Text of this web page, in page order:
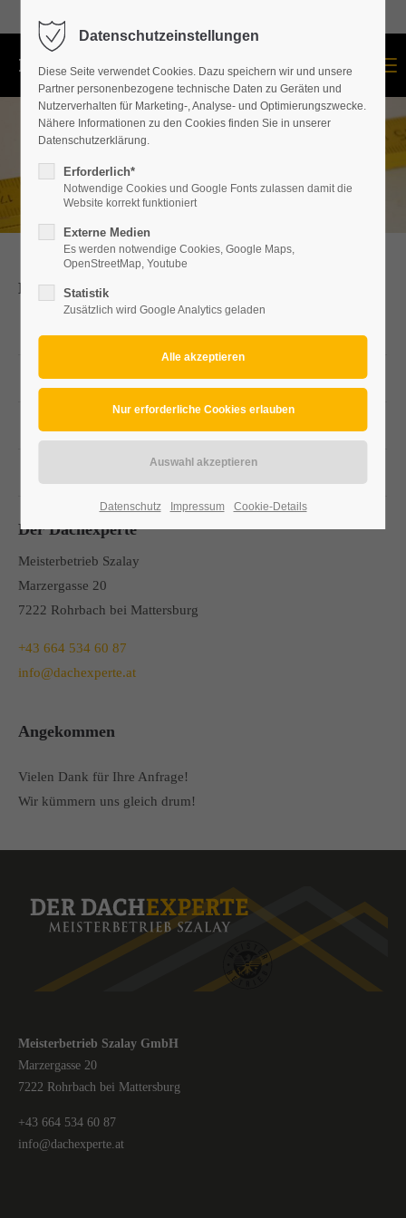
Bürozeiten
Di, Mi 08.00 – 16.30
Der Dachexperte
Meisterbetrieb Szalay
Marzergasse 20
7222 Rohrbach bei Mattersburg
+43 664 534 60 87
info@dachexperte.at
Angekommen
Vielen Dank für Ihre Anfrage!
Wir kümmern uns gleich drum!
Meisterbetrieb Szalay GmbH
Marzergasse 20
7222 Rohrbach bei Mattersburg
+43 664 534 60 87
info@dachexperte.at
Datenschutzeinstellungen
Diese Seite verwendet Cookies. Dazu speichern wir und unsere
Partner personenbezogene technische Daten zu Geräten und
Nutzerverhalten für Marketing-, Analyse- und Optimierungszwecke.
Nähere Informationen zu den Cookies finden Sie in unserer
Datenschutzerklärung.
Erforderlich*
Notwendige Cookies und Google Fonts zulassen damit die
Website korrekt funktioniert
Externe Medien
Es werden notwendige Cookies, Google Maps,
OpenStreetMap, Youtube
Statistik
Zusätzlich wird Google Analytics geladen
Datenschutz Impressum Cookie-Details